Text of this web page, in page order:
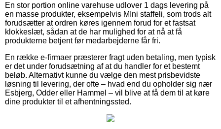
En stor portion online varehuse udlover 1 dags levering på
en masse produkter, eksempelvis MIni staffeli, som trods alt
forudsætter at ordren køres igennem forud for et fastsat
klokkeslæt, sådan at de har mulighed for at nå at få
produkterne betjent før medarbejderne får fri.
En række e-firmaer præsterer fragt uden betaling, men typisk
er det under forudsætning af at du handler for et bestemt
beløb. Alternativt kunne du vælge den mest prisbevidste
løsning til levering, der ofte – hvad end du opholder sig nær
Esbjerg, Odder eller Hammel – vil blive at få dem til at køre
dine produkter til et afhentningssted.